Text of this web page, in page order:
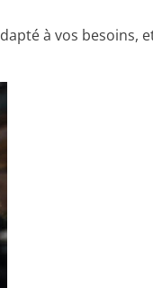
à vos